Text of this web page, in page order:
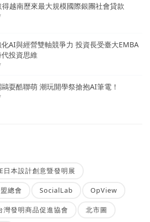
越南歷來最大規模國際銀團社會貸款
AI與經營雙軸競爭力 投資長受臺大EMBA
投資思維
耍酷聯萌 潮玩開學祭搶抱AI筆電！
日本設計創意暨發明展
總會 SocialLab OpView
灣發明商品促進協會 北市圖